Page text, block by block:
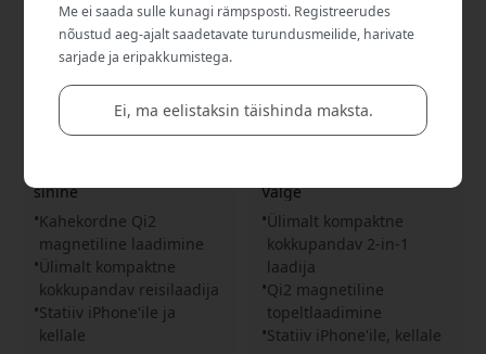
Twelve South butterFly SE
2-in-1 magnetiline Qi2-
laadija iPhone'ile, Apple
sinine
Kahekordne Qi2
magnetiline laadimine
Ülimalt kompaktne
kokkupandav reisilaadija
Statiiv iPhone'ile ja
kellale
Twelve South butterFly SE
kompaktne kokkupandav
2-ühes Qi2 juhtmevaba
Valge
Ülimalt kompaktne
kokkupandav 2-in-1
laadija
Qi2 magnetiline
topeltlaadimine
Statiiv iPhone'ile, kellale
Me ei saada sulle kunagi rämpsposti. Registreerudes
nõustud aeg-ajalt saadetavate turundusmeilide, harivate
sarjade ja eripakkumistega.
Ei, ma eelistaksin täishinda maksta.